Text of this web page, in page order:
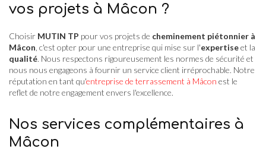
vos projets à Mâcon ?
Choisir MUTIN TP pour vos projets de cheminement piétonnier à
Mâcon , c'est opter pour une entreprise qui mise sur l'expertiseet la
qualité. Nous respectons rigoureusement les normes de sécurité et
nous nous engageons à fournir un service client irréprochable. Notre
réputation en tant qu'entreprise de terrassement à Mâcon est le
reflet de notre engagement envers l'excellence.
Nos services complémentaires à
Mâcon